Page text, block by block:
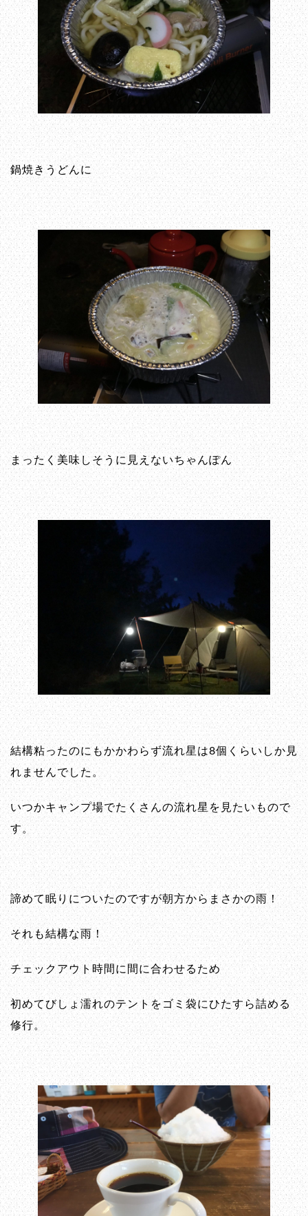
鍋焼きうどんに
まったく美味しそうに見えないちゃんぽん
結構粘ったのにもかかわらず流れ星は8個くらいしか見
れませんでした。
いつかキャンプ場でたくさんの流れ星を見たいもので
す。
諦めて眠りについたのですが朝方からまさかの雨！
それも結構な雨！
チェックアウト時間に間に合わせるため
初めてびしょ濡れのテントをゴミ袋にひたすら詰める
修行。